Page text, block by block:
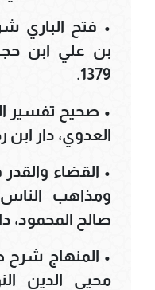
• فتح الباري
بن علي ابن
1379.
• صحيح تفسير
العدوي، دار ابن رجب،
• القضاء
ومذاهب
صالح المحمود، دار
• المنهاج شرح
محيي الدين